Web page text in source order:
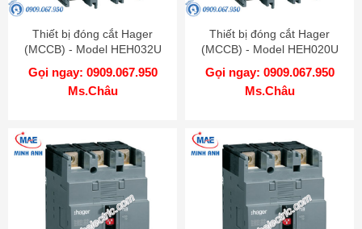
Thiết bị đóng cắt Hager
(MCCB) - Model HEH032U
Gọi ngay: 0909.067.950
Ms.Châu
Thiết bị đóng cắt Hager
(MCCB) - Model HEH020U
Gọi ngay: 0909.067.950
Ms.Châu